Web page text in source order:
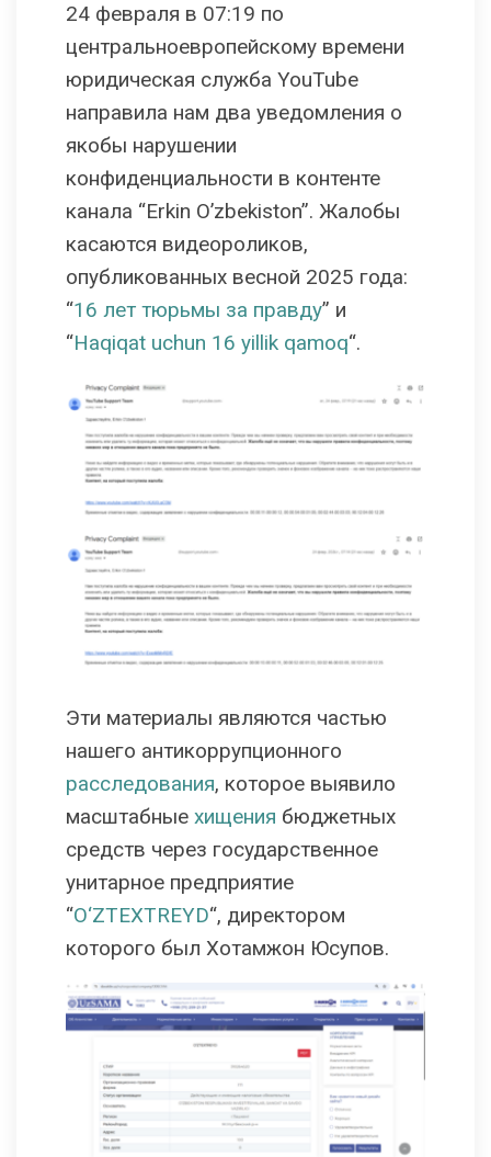
24 февраля в 07:19 по
центральноевропейскому времени
юридическая служба YouTube
направила нам два уведомления о
якобы нарушении
конфиденциальности в контенте
канала “Erkin O’zbekiston”. Жалобы
касаются видеороликов,
опубликованных весной 2025 года:
“16 лет тюрьмы за правду” и
“Haqiqat uchun 16 yillik qamoq“.
Эти материалы являются частью
нашего антикоррупционного
расследования, которое выявило
масштабные хищения бюджетных
средств через государственное
унитарное предприятие
“O‘ZTEXTREYD“, директором
которого был Хотамжон Юсупов.